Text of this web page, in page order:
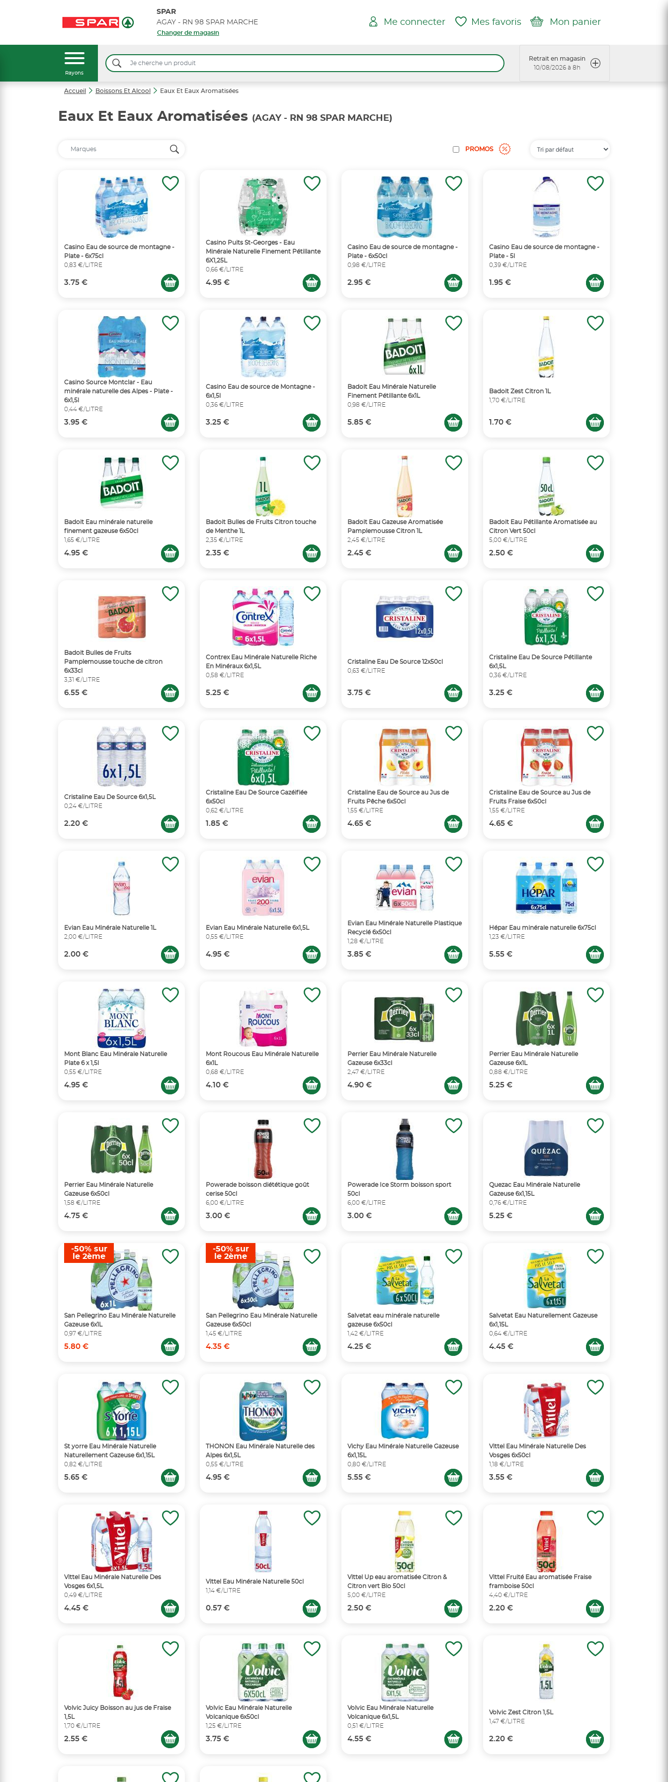
SPAR
AGAY - RN 98 SPAR MARCHE
Changer de magasin
Me connecter Mes favoris Mon panier
Rayons
Retrait en magasin
10/08/2026 à 8h
Accueil Boissons Et Alcool Eaux Et Eaux Aromatisées
Eaux Et Eaux Aromatisées (AGAY - RN 98 SPAR MARCHE)
PROMOS
Casino Eau de source de montagne -
Plate - 6x75cl
0,83 €/LITRE
3.75 €
Casino Puits St-Georges - Eau
Minérale Naturelle Finement Pétillante
6X1,25L
0,66 €/LITRE
4.95 €
Casino Eau de source de montagne -
Plate - 6x50cl
0,98 €/LITRE
2.95 €
Casino Eau de source de montagne -
Plate - 5l
0,39 €/LITRE
1.95 €
Casino Source Montclar - Eau
minérale naturelle des Alpes - Plate -
6x1,5l
0,44 €/LITRE
3.95 €
Casino Eau de source de Montagne -
6x1,5l
0,36 €/LITRE
3.25 €
Badoit Eau Minérale Naturelle
Finement Pétillante 6x1L
0,98 €/LITRE
5.85 €
Badoit Zest Citron 1L
1,70 €/LITRE
1.70 €
Badoit Eau minérale naturelle
finement gazeuse 6x50cl
1,65 €/LITRE
4.95 €
Badoit Bulles de Fruits Citron touche
de Menthe 1L
2,35 €/LITRE
2.35 €
Badoit Eau Gazeuse Aromatisée
Pamplemousse Citron 1L
2,45 €/LITRE
2.45 €
Badoit Eau Pétillante Aromatisée au
Citron Vert 50cl
5,00 €/LITRE
2.50 €
Badoit Bulles de Fruits
Pamplemousse touche de citron
6x33cl
3,31 €/LITRE
6.55 €
Contrex Eau Minérale Naturelle Riche
En Minéraux 6x1,5L
0,58 €/LITRE
5.25 €
Cristaline Eau De Source 12x50cl
0,63 €/LITRE
3.75 €
Cristaline Eau De Source Pétillante
6x1,5L
0,36 €/LITRE
3.25 €
Cristaline Eau De Source 6x1,5L
0,24 €/LITRE
2.20 €
Cristaline Eau De Source Gazéifiée
6x50cl
0,62 €/LITRE
1.85 €
Cristaline Eau de Source au Jus de
Fruits Pêche 6x50cl
1,55 €/LITRE
4.65 €
Cristaline Eau de Source au Jus de
Fruits Fraise 6x50cl
1,55 €/LITRE
4.65 €
Evian Eau Minérale Naturelle 1L
2,00 €/LITRE
2.00 €
Evian Eau Minérale Naturelle 6x1,5L
0,55 €/LITRE
4.95 €
Evian Eau Minérale Naturelle Plastique
Recyclé 6x50cl
1,28 €/LITRE
3.85 €
Hépar Eau minérale naturelle 6x75cl
1,23 €/LITRE
5.55 €
Mont Blanc Eau Minérale Naturelle
Plate 6 x 1,5l
0,55 €/LITRE
4.95 €
Mont Roucous Eau Minérale Naturelle
6x1L
0,68 €/LITRE
4.10 €
Perrier Eau Minérale Naturelle
Gazeuse 6x33cl
2,47 €/LITRE
4.90 €
Perrier Eau Minérale Naturelle
Gazeuse 6x1L
0,88 €/LITRE
5.25 €
Perrier Eau Minérale Naturelle
Gazeuse 6x50cl
1,58 €/LITRE
4.75 €
Powerade boisson diététique goût
cerise 50cl
6,00 €/LITRE
3.00 €
Powerade Ice Storm boisson sport
50cl
6,00 €/LITRE
3.00 €
Quezac Eau Minérale Naturelle
Gazeuse 6x1,15L
0,76 €/LITRE
5.25 €
San Pellegrino Eau Minérale Naturelle
Gazeuse 6x1L
0,97 €/LITRE
5.80 €
-50% sur
le 2ème
San Pellegrino Eau Minérale Naturelle
Gazeuse 6x50cl
1,45 €/LITRE
4.35 €
-50% sur
le 2ème
Salvetat eau minérale naturelle
gazeuse 6x50cl
1,42 €/LITRE
4.25 €
Salvetat Eau Naturellement Gazeuse
6x1,15L
0,64 €/LITRE
4.45 €
St yorre Eau Minérale Naturelle
Naturellement Gazeuse 6x1,15L
0,82 €/LITRE
5.65 €
THONON Eau Minérale Naturelle des
Alpes 6x1,5L
0,55 €/LITRE
4.95 €
Vichy Eau Minérale Naturelle Gazeuse
6x1,15L
0,80 €/LITRE
5.55 €
Vittel Eau Minérale Naturelle Des
Vosges 6x50cl
1,18 €/LITRE
3.55 €
Vittel Eau Minérale Naturelle Des
Vosges 6x1,5L
0,49 €/LITRE
4.45 €
Vittel Eau Minérale Naturelle 50cl
1,14 €/LITRE
0.57 €
Vittel Up eau aromatisée Citron &
Citron vert Bio 50cl
5,00 €/LITRE
2.50 €
Vittel Fruité Eau aromatisée Fraise
framboise 50cl
4,40 €/LITRE
2.20 €
Volvic Juicy Boisson au jus de Fraise
1,5L
1,70 €/LITRE
2.55 €
Volvic Eau Minérale Naturelle
Volcanique 6x50cl
1,25 €/LITRE
3.75 €
Volvic Eau Minérale Naturelle
Volcanique 6x1,5L
0,51 €/LITRE
4.55 €
Volvic Zest Citron 1,5L
1,47 €/LITRE
2.20 €